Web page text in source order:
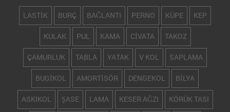
LASTİK BURÇ BAĞLANTI PERNO KÜPE KEP
KULAK PUL KAMA CİVATA TAKOZ
ÇAMURLUK TABLA YATAK V KOL SAPLAMA
BUGİKOL AMORTİSÖR DENGEKOL BİLYA
ASKIKOL ŞASE LAMA KESER AĞZI KÖRÜK TASI